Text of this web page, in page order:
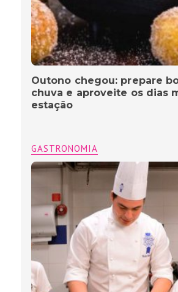
Outono chegou: prepare
chuva e aproveite os dias
estação
GASTRONOMIA